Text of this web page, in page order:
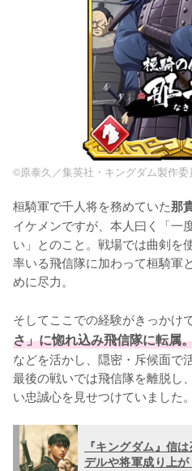
©原泰久／集英社・キングダム製作
桓騎軍で千人将を務めていた那
イケメンですが、本人曰く「一
い」とのこと。戦場では曲剣を
率いる飛信隊に加わって桓騎軍
めに尽力。
そしてここでの経験がきっかけ
さ」に惚れ込み飛信隊に転属
などを活かし、隠密・斥候面で
最後の戦いでは飛信隊を離脱し
い忠誠心を見せつけていました。
『キングダム』信
デルや将軍成り上